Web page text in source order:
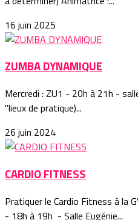
16 juin 2025
ZUMBA DYNAMIQUE
Mercredi : ZU1 - 20h à 21h -
"lieux de pratique)...
26 juin 2024
CARDIO FITNESS
Pratiquer le Cardio Fitness à la
- 18h à 19h - Salle Eugénie...